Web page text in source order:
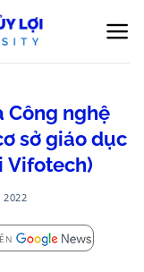
Công nghệ
sở giáo dục
Vifotech)
2022